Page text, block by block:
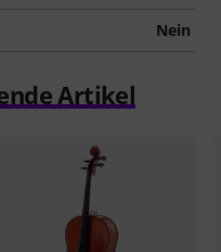
Nein
Artikel